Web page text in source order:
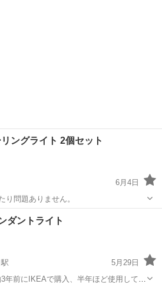
ングライト 2個セット
6月4日
使用にあたり問題ありません。
照明器具
ダントライト
5月29日